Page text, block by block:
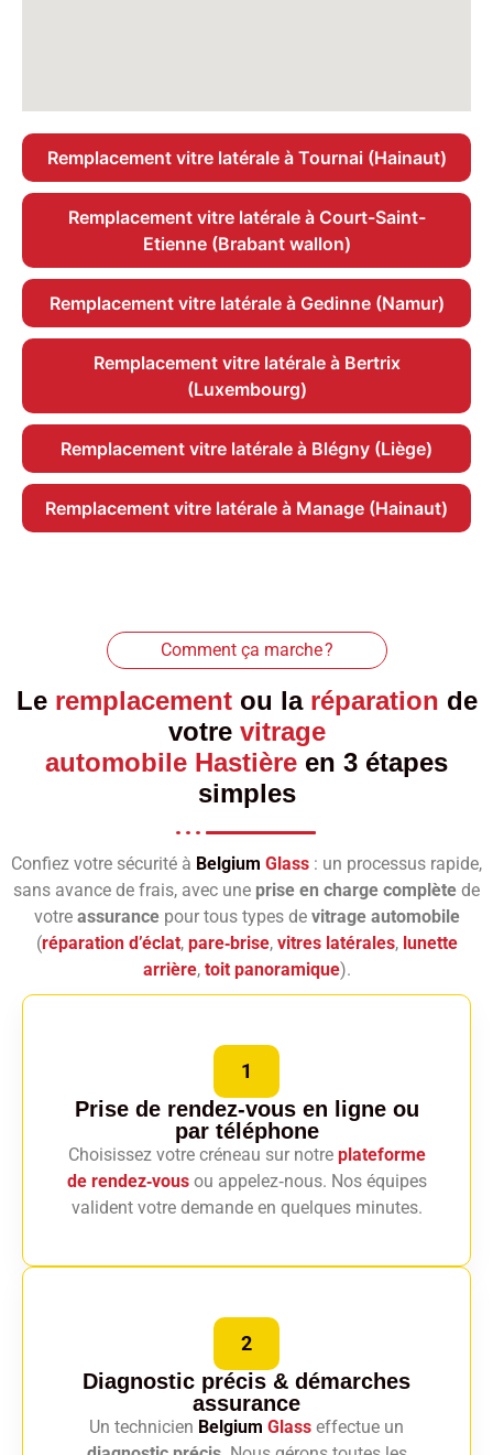
Remplacement vitre latérale à Tournai (Hainaut)
Remplacement vitre latérale à Court-Saint-
Etienne (Brabant wallon)
Remplacement vitre latérale à Gedinne (Namur)
Remplacement vitre latérale à Bertrix
(Luxembourg)
Remplacement vitre latérale à Blégny (Liège)
Remplacement vitre latérale à Manage (Hainaut)
Comment ça marche ?
Le remplacementou la réparation de
votre vitrage
automobile Hastière en 3 étapes
simples
Confiez votre sécurité à Belgium Glass : un processus rapide,
sans avance de frais, avec une prise en charge complète de
votre assurancepour tous types de vitrage automobile
(réparation d’éclat, pare‑brise, vitres latérales, lunette
arrière, toit panoramique).
1
Prise de rendez-vous en ligne ou
par téléphone
Choisissez votre créneau sur notre plateforme
de rendez‑vousou appelez‑nous. Nos équipes
valident votre demande en quelques minutes.
2
Diagnostic précis & démarches
assurance
Un technicien Belgium Glass effectue un